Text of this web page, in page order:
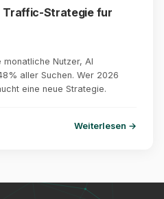
Traffic-Strategie fur
Nutzer, AI
aller Suchen. Wer 2026
eine neue Strategie.
Weiterlesen →